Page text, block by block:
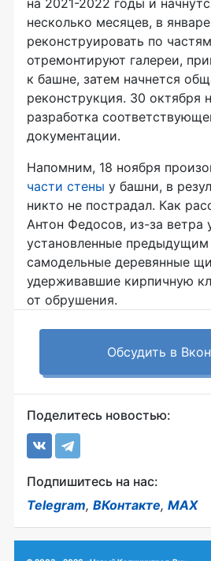
на 2021-2022 годы и
несколько месяцев, в
реконструировать по
отремонтируют галереи,
к башне, затем начнется
реконструкция. 30 октября
разработка
документации.
Напомним, 18 ноября
части стены у башни, в
никто не пострадал. Как
Антон Федосов, из-за ветра
установленные
самодельные деревянные
удерживавшие кирпичную
от обрушения.
Обсудить в
Поделитесь новостью:
Подпишитесь на нас:
Telegram, ВКонтакте, MAX